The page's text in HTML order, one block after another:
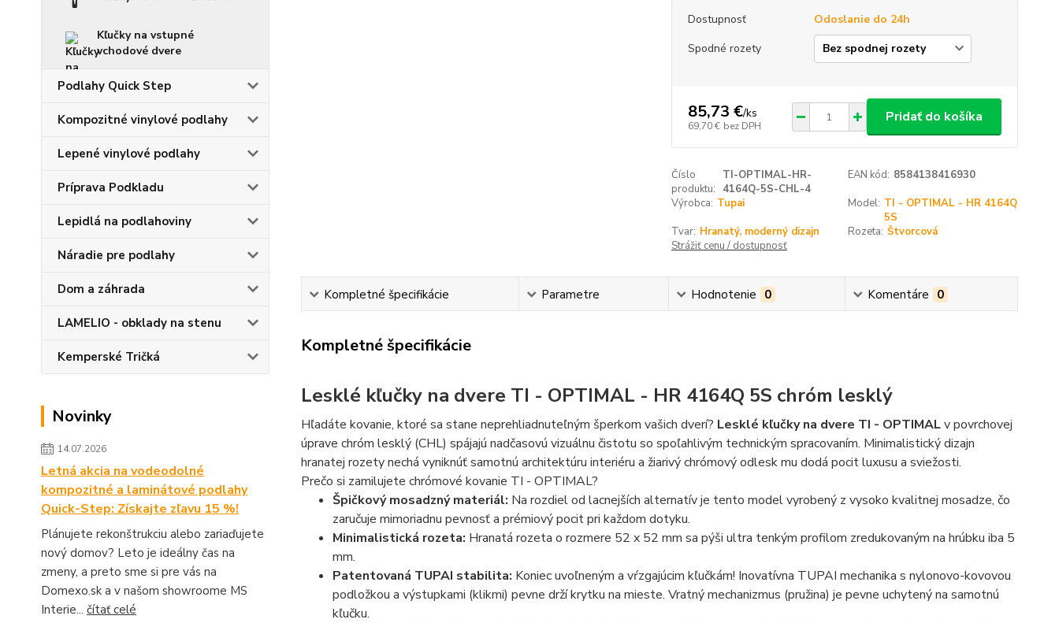
Kľučky na vstupné
vchodové dvere
Podlahy Quick Step
Kompozitné vinylové podlahy
Lepené vinylové podlahy
Príprava Podkladu
Lepidlá na podlahoviny
Náradie pre podlahy
Dom a záhrada
LAMELIO - obklady na stenu
Kemperské Tričká
Novinky
14.07.2026
Letná akcia na vodeodolné
kompozitné a laminátové podlahy
Quick-Step: Získajte zľavu 15 %!
Plánujete rekonštrukciu alebo zariaďujete
nový domov? Leto je ideálny čas na
zmeny, a preto sme si pre vás na
Domexo.sk a v našom showroome MS
Interie... čítať celé
Dostupnosť
Odoslanie do 24h
Spodné rozety
85,73 €/ks
69,70 € bez DPH
Pridať do košíka
Číslo
produktu:
TI-OPTIMAL-HR-
4164Q-5S-CHL-4
EAN kód: 8584138416930
Výrobca: Tupai Model: TI - OPTIMAL - HR 4164Q
5S
Tvar: Hranatý, moderný dizajn Rozeta: Štvorcová
Strážiť cenu / dostupnosť
Kompletné špecifikácie Parametre Hodnotenie 0 Komentáre 0
Kompletné špecifikácie
Lesklé kľučky na dvere TI - OPTIMAL - HR 4164Q 5S chróm lesklý
Hľadáte kovanie, ktoré sa stane neprehliadnuteľným šperkom vašich dverí? Lesklé kľučky na dvere TI - OPTIMALv povrchovej
úprave chróm lesklý (CHL) spájajú nadčasovú vizuálnu čistotu so spoľahlivým technickým spracovaním. Minimalistický dizajn
hranatej rozety nechá vyniknúť samotnú architektúru interiéru a žiarivý chrómový odlesk mu dodá pocit luxusu a sviežosti.
Prečo si zamilujete chrómové kovanie TI - OPTIMAL?
Špičkový mosadzný materiál: Na rozdiel od lacnejších alternatív je tento model vyrobený z vysoko kvalitnej mosadze, čo
zaručuje mimoriadnu pevnosť a prémiový pocit pri každom dotyku.
Minimalistická rozeta: Hranatá rozeta o rozmere 52 x 52 mm sa pýši ultra tenkým profilom zredukovaným na hrúbku iba 5
mm.
Patentovaná TUPAI stabilita: Koniec uvoľneným a vŕzgajúcim kľučkám! Inovatívna TUPAI mechanika s nylonovo-kovovou
podložkou a výstupkami (klikmi) pevne drží krytku na mieste. Vratný mechanizmus (pružina) je pevne uchytený na samotnú
kľučku.